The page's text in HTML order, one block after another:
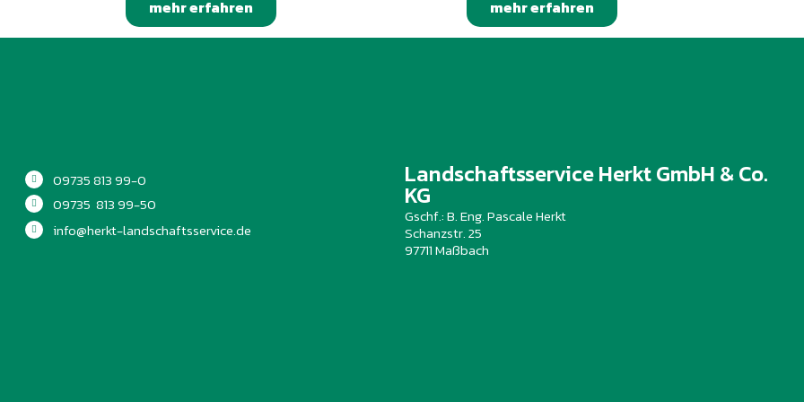
mehr erfahren mehr erfahren
09735 813 99-0
09735 813 99-50
info@herkt-landschaftsservice.de
Landschaftsservice Herkt GmbH & Co.
KG
Gschf.: B. Eng. Pascale Herkt
Schanzstr. 25
97711 Maßbach